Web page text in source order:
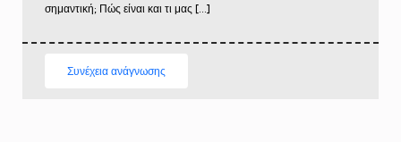
σημαντική; Πώς είναι και τι μας […]
Συνέχεια ανάγνωσης